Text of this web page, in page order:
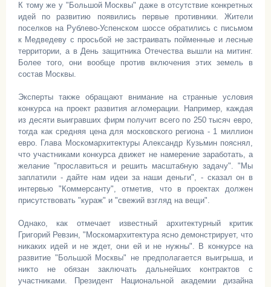
К тому же у "Большой Москвы" даже в отсутствие конкретных
идей по развитию появились первые противники. Жители
поселков на Рублево-Успенском шоссе обратились с письмом
к Медведеву с просьбой не застраивать пойменные и лесные
территории, а в День защитника Отечества вышли на митинг.
Более того, они вообще против включения этих земель в
состав Москвы.
Эксперты также обращают внимание на странные условия
конкурса на проект развития агломерации. Например, каждая
из десяти выигравших фирм получит всего по 250 тысяч евро,
тогда как средняя цена для московского региона - 1 миллион
евро. Глава Москомархитектуры Александр Кузьмин пояснял,
что участниками конкурса движет не намерение заработать, а
желание "прославиться и решить масштабную задачу". "Мы
заплатили - дайте нам идеи за наши деньги", - сказал он в
интервью "Коммерсанту", отметив, что в проектах должен
присутствовать "кураж" и "свежий взгляд на вещи".
Однако, как отмечает известный архитектурный критик
Григорий Ревзин, "Москомархитектура ясно демонстрирует, что
никаких идей и не ждет, они ей и не нужны". В конкурсе на
развитие "Большой Москвы" не предполагается выигрыша, и
никто не обязан заключать дальнейших контрактов с
участниками. Президент Национальной академии дизайна